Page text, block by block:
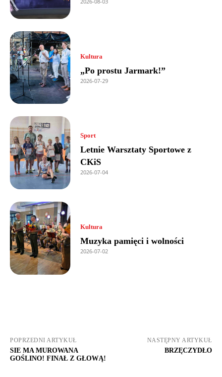
Kultura
„Po prostu Jarmark!”
2026-07-29
Sport
Letnie Warsztaty Sportowe z
CKiS
2026-07-04
Kultura
Muzyka pamięci i wolności
2026-07-02
POPRZEDNI ARTYKUŁ
SIE MA MUROWANA
GOŚLINO! FINAŁ Z GŁOWĄ!
NASTĘPNY ARTYKUŁ
BRZĘCZYDŁO